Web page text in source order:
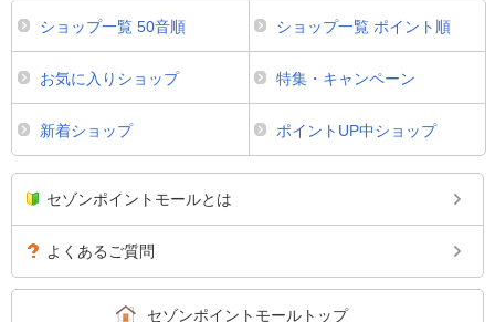
ショップ一覧 50音順 ショップ一覧 ポイント順
お気に入りショップ 特集・キャンペーン
新着ショップ ポイントUP中ショップ
セゾンポイントモールとは
よくあるご質問
セゾンポイントモールトップ